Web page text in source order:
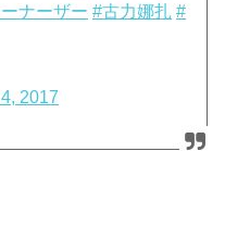
ナーザー #古力娜扎 #
2017